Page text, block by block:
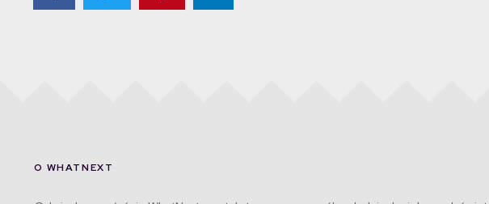
O WHATNEXT